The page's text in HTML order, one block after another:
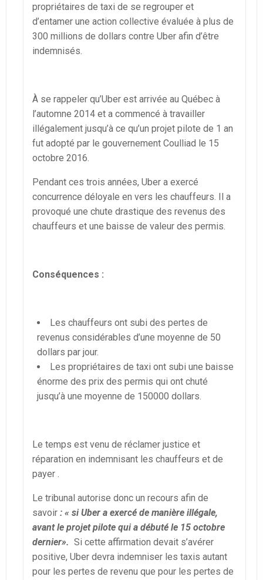
propriétaires de taxi de se regrouper et
d’entamer une action collective évaluée à plus de
300 millions de dollars contre Uber afin d’être
indemnisés.
À se rappeler qu’Uber est arrivée au Québec à
l’automne 2014 et a commencé à travailler
illégalement jusqu’à ce qu’un projet pilote de 1 an
fut adopté par le gouvernement Coulliad le 15
octobre 2016.
Pendant ces trois années, Uber a exercé
concurrence déloyale en vers les chauffeurs. Il a
provoqué une chute drastique des revenus des
chauffeurs et une baisse de valeur des permis.
Conséquences :
Les chauffeurs ont subi des pertes de
revenus considérables d’une moyenne de 50
dollars par jour.
Les propriétaires de taxi ont subi une baisse
énorme des prix des permis qui ont chuté
jusqu’à une moyenne de 150000 dollars.
Le temps est venu de réclamer justice et
réparation en indemnisant les chauffeurs et de
payer .
Le tribunal autorise donc un recours afin de
savoir : « si Uber a exercé de manière illégale,
avant le projet pilote qui a débuté le 15 octobre
dernier». Si cette affirmation devait s’avérer
positive, Uber devra indemniser les taxis autant
pour les pertes de revenu que pour les pertes de